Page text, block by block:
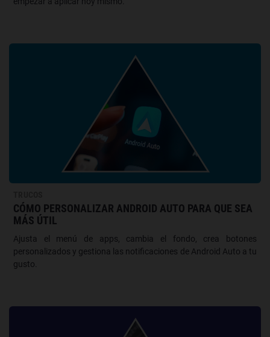
CÓMO PERSONALIZAR ANDROID AUTO PARA QUE SEA
MÁS ÚTIL
Ajusta el menú de apps, cambia el fondo, crea botones
personalizados y gestiona las notificaciones de Android Auto a tu
gusto.